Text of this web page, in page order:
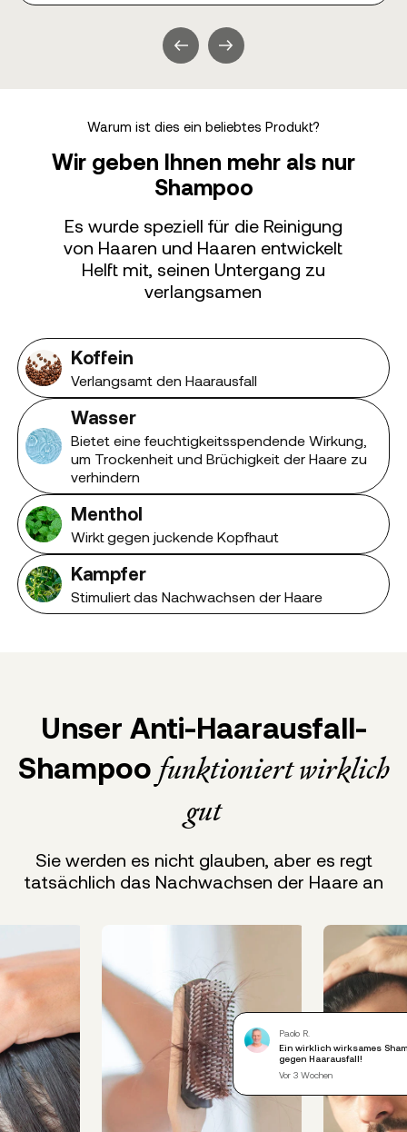
Warum ist dies ein beliebtes Produkt?
Wir geben Ihnen mehr als nur
Shampoo
Es wurde speziell für die Reinigung
von Haaren und Haaren entwickelt
Helft mit, seinen Untergang zu
verlangsamen
Koffein
Verlangsamt den Haarausfall
Wasser
Bietet eine feuchtigkeitsspendende Wirkung,
um Trockenheit und Brüchigkeit der Haare zu
verhindern
Menthol
Wirkt gegen juckende Kopfhaut
Kampfer
Stimuliert das Nachwachsen der Haare
Unser Anti-Haarausfall-
Shampoo funktioniert wirklich
gut
Sie werden es nicht glauben, aber es regt
tatsächlich das Nachwachsen der Haare an
Paolo R.
Ein wirklich wirksames
gegen Haarausfall!
Vor 3 Wochen